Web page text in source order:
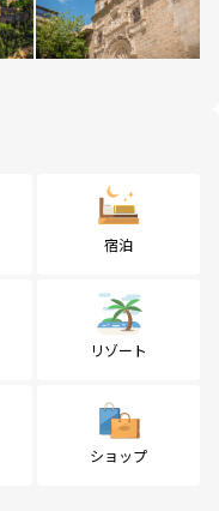
宿泊
リゾート
ショップ